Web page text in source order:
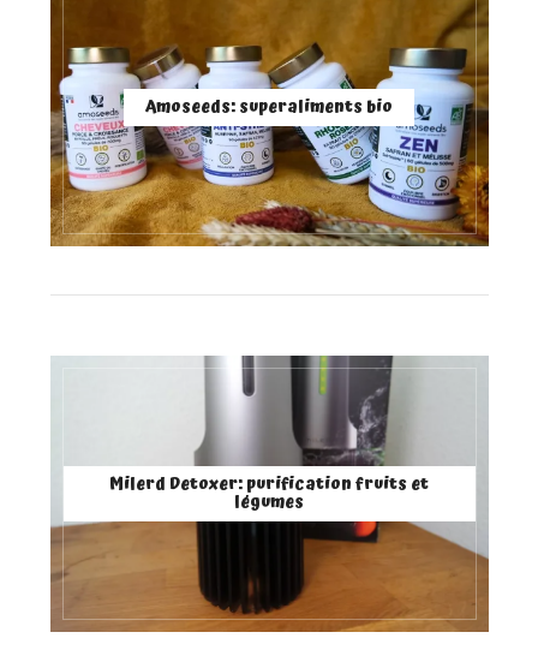
Amoseeds: superaliments bio
Milerd Detoxer: purification fruits et
légumes